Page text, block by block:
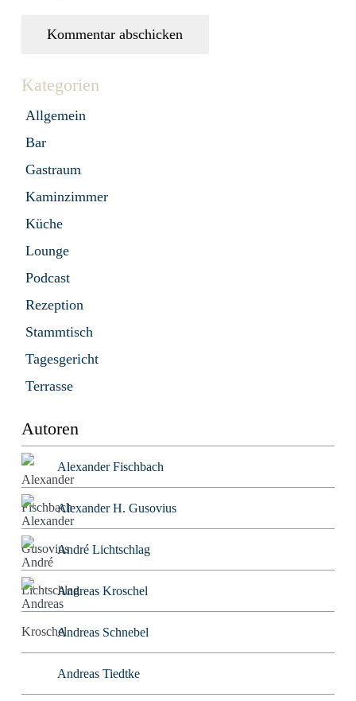
Kommentar abschicken
Kategorien
Allgemein
Bar
Gastraum
Kaminzimmer
Küche
Lounge
Podcast
Rezeption
Stammtisch
Tagesgericht
Terrasse
Autoren
Alexander Fischbach
Alexander H. Gusovius
André Lichtschlag
Andreas Kroschel
Andreas Schnebel
Andreas Tiedtke